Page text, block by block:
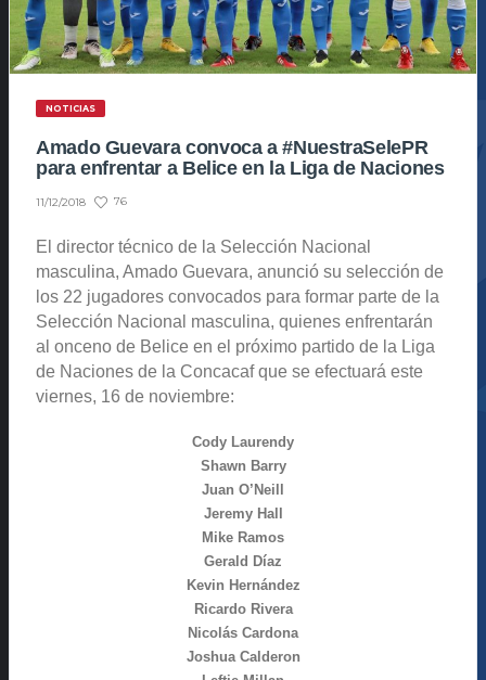
NOTICIAS
Amado Guevara convoca a #NuestraSelePR
para enfrentar a Belice en la Liga de Naciones
11/12/2018 76
El director técnico de la Selección Nacional
masculina, Amado Guevara, anunció su selección de
los 22 jugadores convocados para formar parte de la
Selección Nacional masculina, quienes enfrentarán
al onceno de Belice en el próximo partido de la Liga
de Naciones de la Concacaf que se efectuará este
viernes, 16 de noviembre:
Cody Laurendy
Shawn Barry
Juan O’Neill
Jeremy Hall
Mike Ramos
Gerald Díaz
Kevin Hernández
Ricardo Rivera
Nicolás Cardona
Joshua Calderon